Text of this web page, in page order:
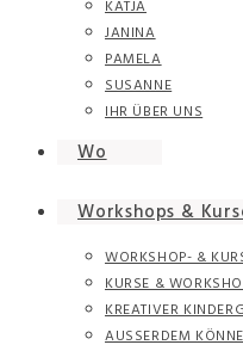
KATJA
JANINA
PAMELA
SUSANNE
IHR ÜBER UNS
Wo
Workshops &
WORKSHOP- &
KURSE &
KREATIVER
AUSSERDEM